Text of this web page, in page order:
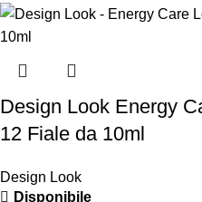
Design Look Energy
12 Fiale da 10ml
Design Look
Disponibile